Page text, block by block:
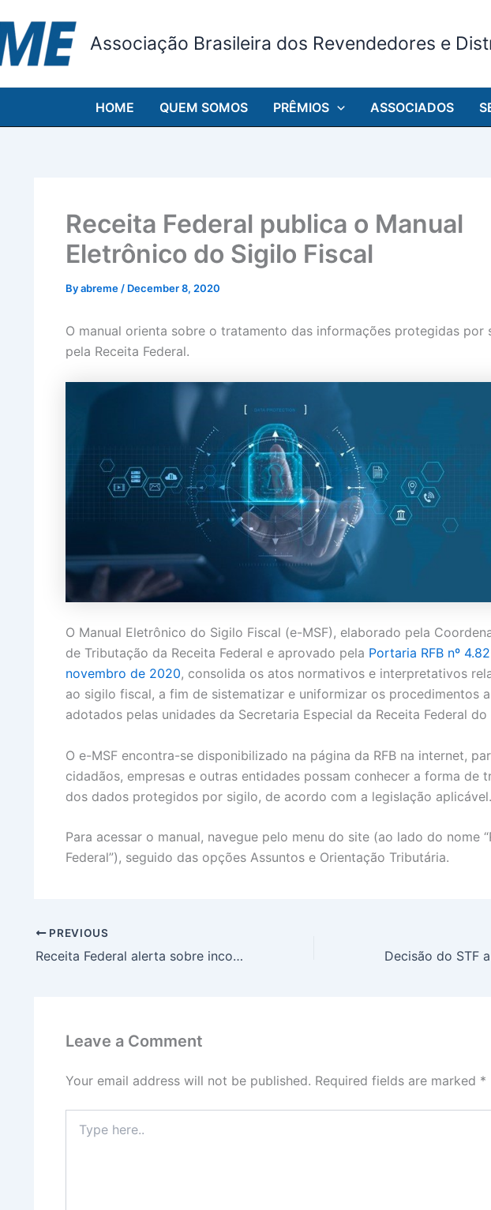
Associação Brasileira dos Revendedores e
HOME QUEM SOMOS PRÊMIOS ASSOCIADOS
Receita Federal publica o Manual
Eletrônico do Sigilo Fiscal
Byabreme / December 8, 2020
O manual orienta sobre o tratamento das informações protegidas por
pela Receita Federal.
O Manual Eletrônico do Sigilo Fiscal (e-MSF), elaborado pela
de Tributação da Receita Federal e aprovado pela Portaria RFB nº
novembro de 2020, consolida os atos normativos e interpretativos
ao sigilo fiscal, a fim de sistematizar e uniformizar os procedimentos
adotados pelas unidades da Secretaria Especial da Receita Federal do
O e-MSF encontra-se disponibilizado na página da RFB na internet,
cidadãos, empresas e outras entidades possam conhecer a forma de
dos dados protegidos por sigilo, de acordo com a legislação aplicável.
Para acessar o manual, navegue pelo menu do site (ao lado do nome
Federal”), seguido das opções Assuntos e Orientação Tributária.
PREVIOUS
Receita Federal alerta sobre inconsistências nas declarações do Simples Nacional
Leave a Comment
Your email address will not be published. Required fields are marked *
here..